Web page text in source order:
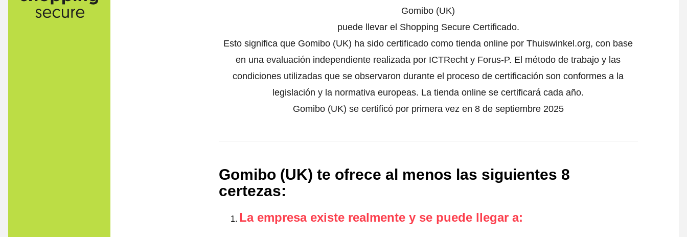
Gomibo (UK)
puede llevar el Shopping Secure Certificado.
Esto significa que Gomibo (UK) ha sido certificado como tienda online por Thuiswinkel.org, con base
en una evaluación independiente realizada por ICTRecht y Forus-P. El método de trabajo y las
condiciones utilizadas que se observaron durante el proceso de certificación son conformes a la
legislación y la normativa europeas. La tienda online se certificará cada año.
Gomibo (UK) se certificó por primera vez en 8 de septiembre 2025
Gomibo (UK) te ofrece al menos las siguientes 8
certezas:
La empresa existe realmente y se puede llegar a: